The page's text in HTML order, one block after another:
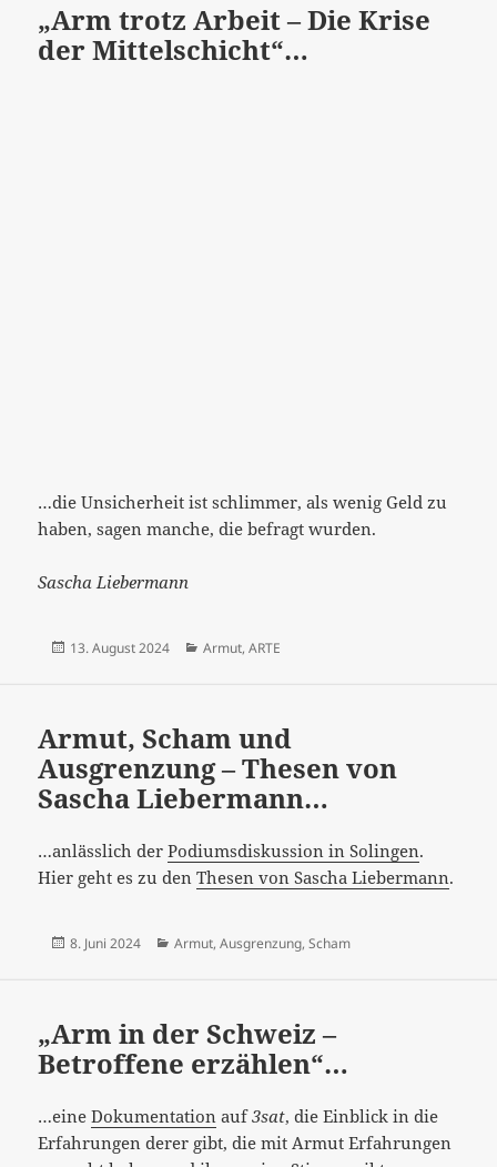
„Arm trotz Arbeit – Die Krise
der Mittelschicht“…
…die Unsicherheit ist schlimmer, als wenig Geld zu
haben, sagen manche, die befragt wurden.
Sascha Liebermann
Veröffentlicht
13. August 2024 Kategorien
Armut, ARTE
Armut, Scham und
Ausgrenzung – Thesen von
Sascha Liebermann…
…anlässlich derPodiumsdiskussion in Solingen.
Hier geht es zu denThesen von Sascha Liebermann.
Veröffentlicht
8. Juni 2024 Kategorien
Armut, Ausgrenzung, Scham
„Arm in der Schweiz –
Betroffene erzählen“…
…eineDokumentation auf3sat, die Einblick in die
Erfahrungen derer gibt, die mit Armut Erfahrungen